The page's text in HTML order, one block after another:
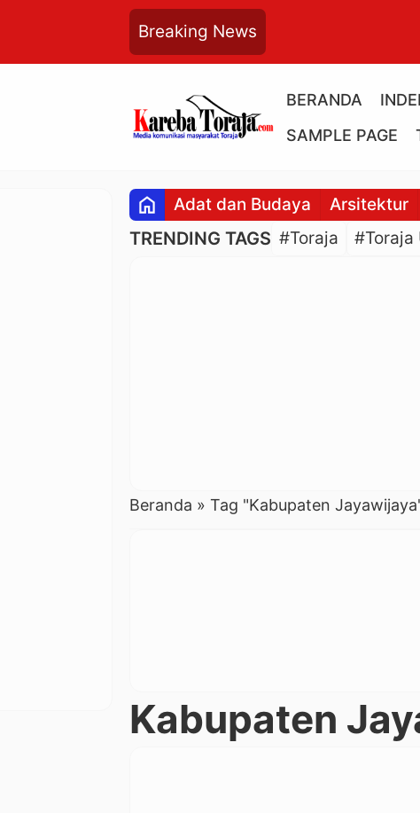
Breaking News
BERANDA
SAMPLE PAGE
home Adat dan Budaya Arsitektur
TRENDING TAGS #Toraja #Toraja
Beranda » Tag "Kabupaten
Kabupaten